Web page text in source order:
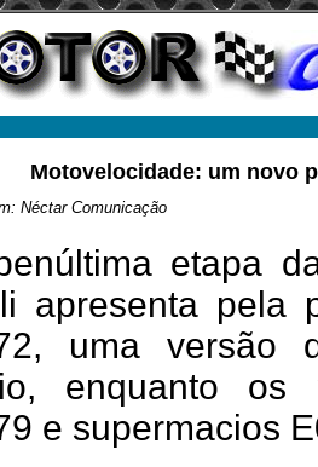
Motovelocidade: um novo
Néctar Comunicação
etapa
apresenta pela
uma versão
enquanto os
e supermacios